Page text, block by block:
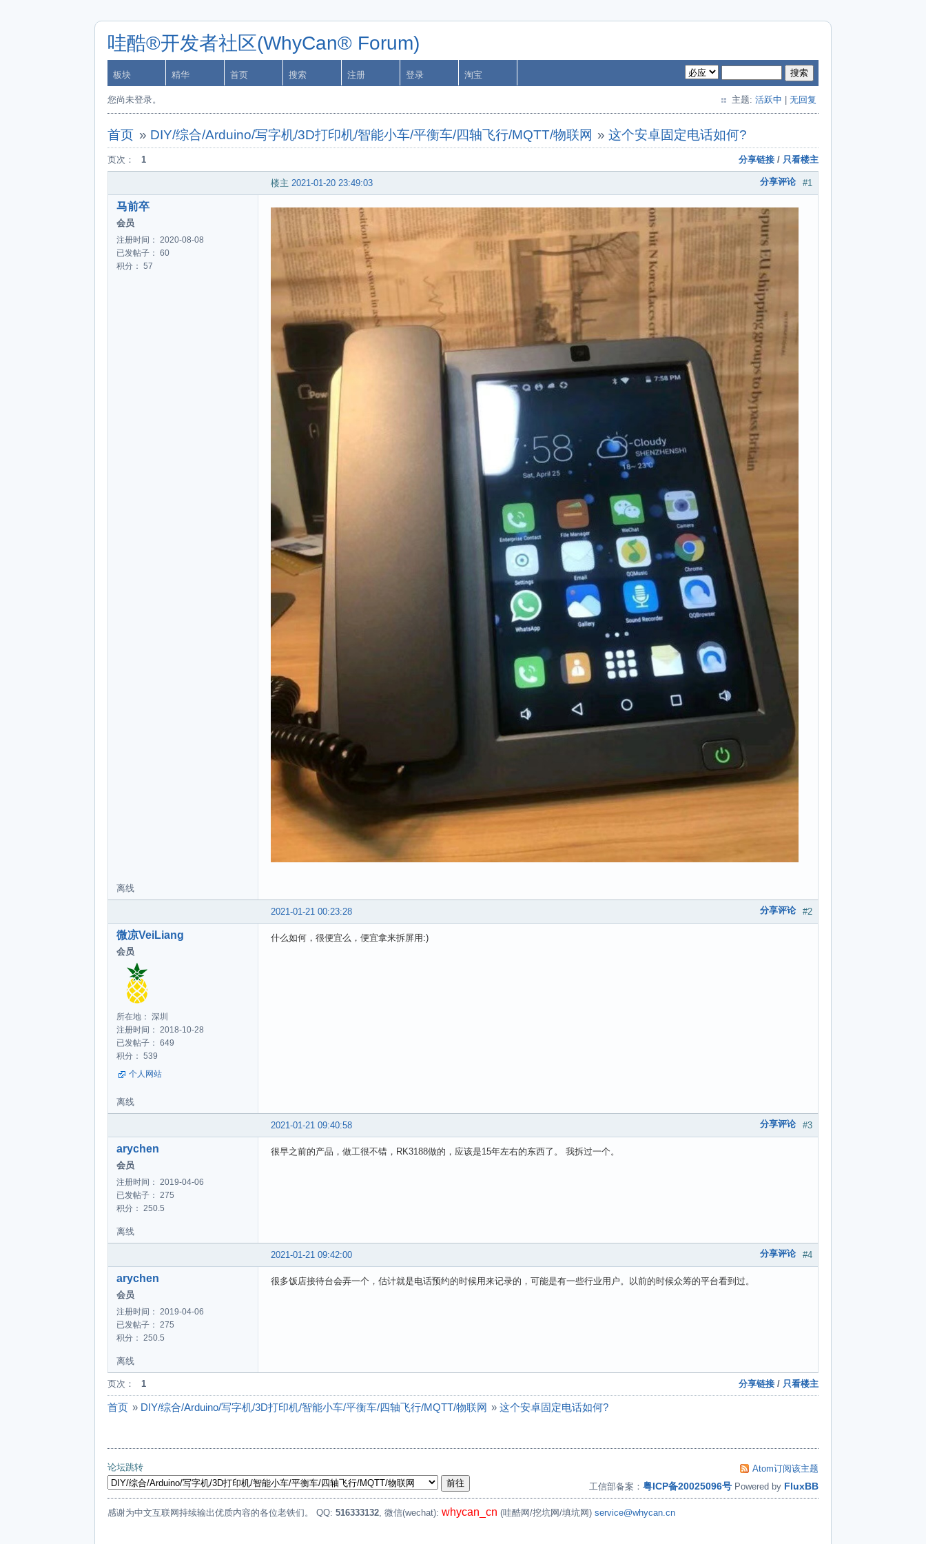
哇酷®开发者社区(WhyCan® Forum)
板块 精华 首页 搜索 注册 登录 淘宝 搜索
您尚未登录。 主题: 活跃中 无回复
首页 » DIY/综合/Arduino/写字机/3D打印机/智能小车/平衡车/四轴飞行/MQTT/物联网 »这个安卓固定电话如何?
页次： 1 分享链接 / 只看楼主
楼主 #1
2021-01-20 23:49:03 分享评论
马前卒
会员
注册时间： 2020-08-08
已发帖子： 60
积分： 57
离线
#2
2021-01-21 00:23:28 分享评论
微凉VeiLiang
会员
所在地： 深圳
注册时间： 2018-10-28
已发帖子： 649
积分： 539
个人网站
什么如何，很便宜么，便宜拿来拆屏用:)
离线
#3
2021-01-21 09:40:58 分享评论
arychen
会员
注册时间： 2019-04-06
已发帖子： 275
积分： 250.5
很早之前的产品，做工很不错，RK3188做的，应该是15年左右的东西了。 我拆过一个。
离线
#4
2021-01-21 09:42:00 分享评论
arychen
会员
注册时间： 2019-04-06
已发帖子： 275
积分： 250.5
很多饭店接待台会弄一个，估计就是电话预约的时候用来记录的，可能是有一些行业用户。以前的时候众筹的平台看到过。
离线
页次： 1 分享链接 / 只看楼主
首页 » DIY/综合/Arduino/写字机/3D打印机/智能小车/平衡车/四轴飞行/MQTT/物联网 » 这个安卓固定电话如何?
论坛跳转
Atom订阅该主题
工信部备案： 粤ICP备20025096号 Powered by FluxBB
感谢为中文互联网持续输出优质内容的各位老铁们。 QQ: 516333132, 微信(wechat): whycan_cn (哇酷网/挖坑网/填坑网) service@whycan.cn